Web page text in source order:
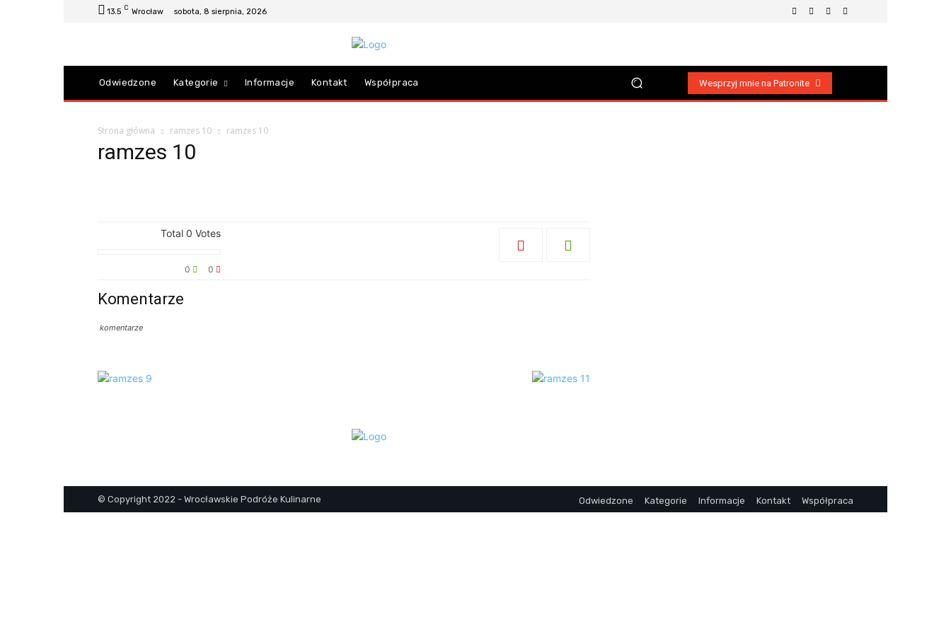
13.5 C Wrocław sobota, 8 sierpnia, 2026
Odwiedzone Kategorie Informacje Kontakt Współpraca Wesprzyj mnie na Patronite
Strona główna ramzes 10 ramzes 10
ramzes 10
Total 0 Votes
0
0
Komentarze
komentarze
© Copyright 2022 - Wrocławskie Podróże Kulinarne Odwiedzone Kategorie Informacje Kontakt Współpraca